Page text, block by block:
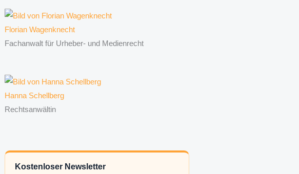
Florian Wagenknecht
Fachanwalt für Urheber- und Medienrecht
Hanna Schellberg
Rechtsanwältin
Kostenloser Newsletter